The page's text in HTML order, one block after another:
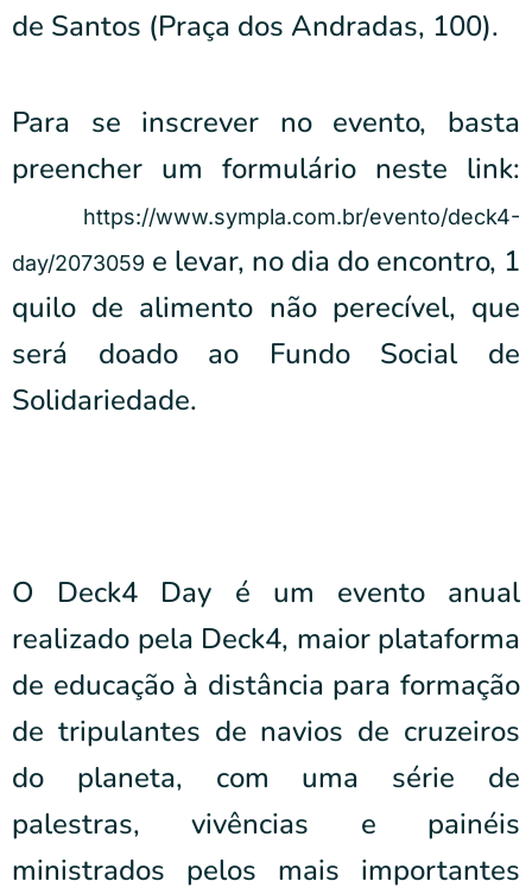
de Santos (Praça dos Andradas, 100).
Para se inscrever no evento, basta
preencher um formulário neste link:
https://www.sympla.com.br/evento/deck4-
day/2073059 e levar, no dia do encontro, 1
quilo de alimento não perecível, que
será doado ao Fundo Social de
Solidariedade.
O Deck4 Day é um evento anual
realizado pela Deck4, maior plataforma
de educação à distância para formação
de tripulantes de navios de cruzeiros
do planeta, com uma série de
palestras, vivências e painéis
ministrados pelos mais importantes